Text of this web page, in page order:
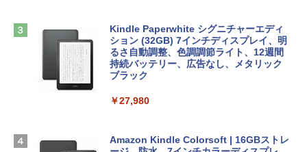
Apple 2026 MacBook Air M5チップ搭載
13インチノートブック：AIとApple Intell
igence、13.6インチLiquid Retinaディ
スプレイ、16GBユニファイドメモリ、1
TB SSDストレージ、12MPセンターフレ
D - ミッドナイト
4(最新 永続版)|オンラインコード版|Wind
ows11、10/mac対応|PC2台
￥39,582
Robloxギフトカード - 2,000 Robux 【限
ラインコード版
にもKindle出版にも！ 非エンジニアのた
めのAIコーディング入門シリーズ
￥99
1冊ですべて身につくHTML & CSSとWe
￥1,292
Kindle Paperwhite シグニチャーエディ
ション (32GB) 7インチディスプレイ、明
るさ自動調整、色調調節ライト、12週間
持続バッテリー、広告なし、メタリック
ブラック
￥27,980
Amazon Kindle Colorsoft | 16GBストレ